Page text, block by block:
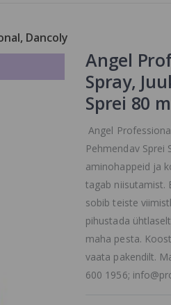
Dancoly
Angel
Spray,
Sprei 80
Angel
Pehmendav Sprei
aminohappeid ja
tagab niisutamist.
sobib teiste
pihustada
maha pesta.
vaata pakendilt.
600 1956;